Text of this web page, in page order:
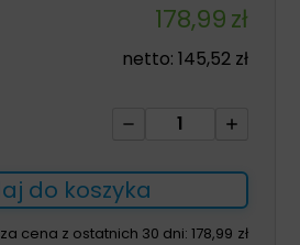
178,99zł
netto: 145,52 zł
ilość
męskie
300M
białe
do koszyka
cena z ostatnich 30 dni: 178,99 zł